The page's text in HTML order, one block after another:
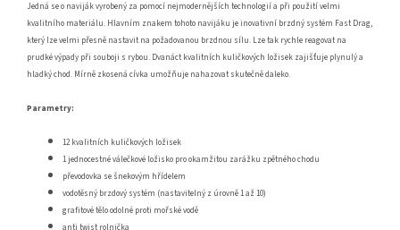
Jedná se o naviják vyrobený za pomocí nejmodernějších technologií a při použití velmi
kvalitního materiálu. Hlavním znakem tohoto navijáku je inovativní brzdný systém Fast Drag,
který lze velmi přesně nastavit na požadovanou brzdnou sílu. Lze tak rychle reagovat na
prudké výpady při souboji s rybou. Dvanáct kvalitních kuličkových ložisek zajišťuje plynulý a
hladký chod. Mírně zkosená cívka umožňuje nahazovat skutečně daleko.
Parametry:
12 kvalitních kuličkových ložisek
1 jednocestné válečkové ložisko pro okamžitou zarážku zpětného chodu
převodovka se šnekovým hřídelem
vodotěsný brzdový systém (nastavitelný z úrovně 1 až 10)
grafitové tělo odolné proti mořské vodě